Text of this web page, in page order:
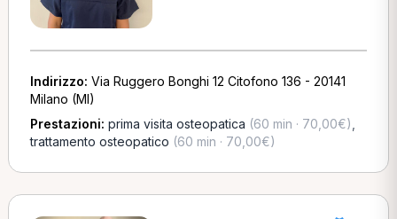
Indirizzo: Via Ruggero Bonghi 12 Citofono 136 - 20141
Milano (MI)
Prestazioni: prima visita osteopatica (60 min · 70,00€)
trattamento osteopatico (60 min · 70,00€)